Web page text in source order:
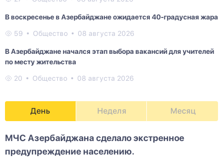
В воскресенье в Азербайджане ожидается 40-градусная жара
59 Общество 08 августа 2026
В Азербайджане начался этап выбора вакансий для учителей
по месту жительства
20 Общество 08 августа 2026
День Неделя Месяц
МЧС Азербайджана сделало экстренное
предупреждение населению.